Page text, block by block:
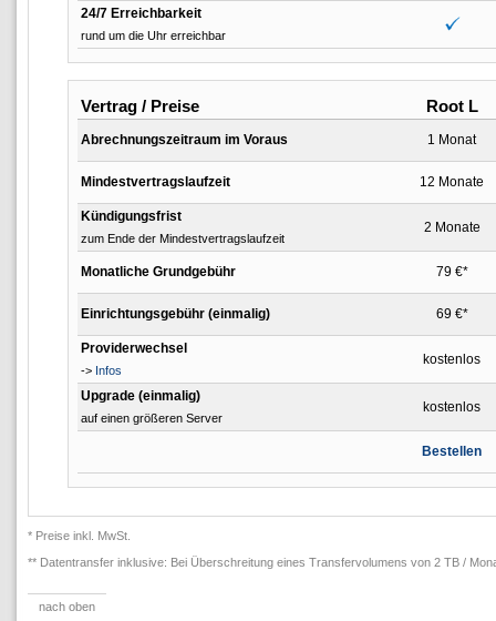
24/7 Erreichbarkeit
rund um die Uhr erreichbar
Vertrag / Preise Root L
Abrechnungszeitraum im Voraus 1 Monat
Mindestvertragslaufzeit 12 Monate
Kündigungsfrist
zum Ende der Mindestvertragslaufzeit
2 Monate
Monatliche Grundgebühr 79 €*
Einrichtungsgebühr (einmalig) 69 €*
Providerwechsel
-> Infos
kostenlos
Upgrade (einmalig)
auf einen größeren Server
kostenlos
Bestellen
* Preise inkl. MwSt.
** Datentransfer inklusive: Bei Überschreitung eines Transfervolumens von 2 TB /
nach oben